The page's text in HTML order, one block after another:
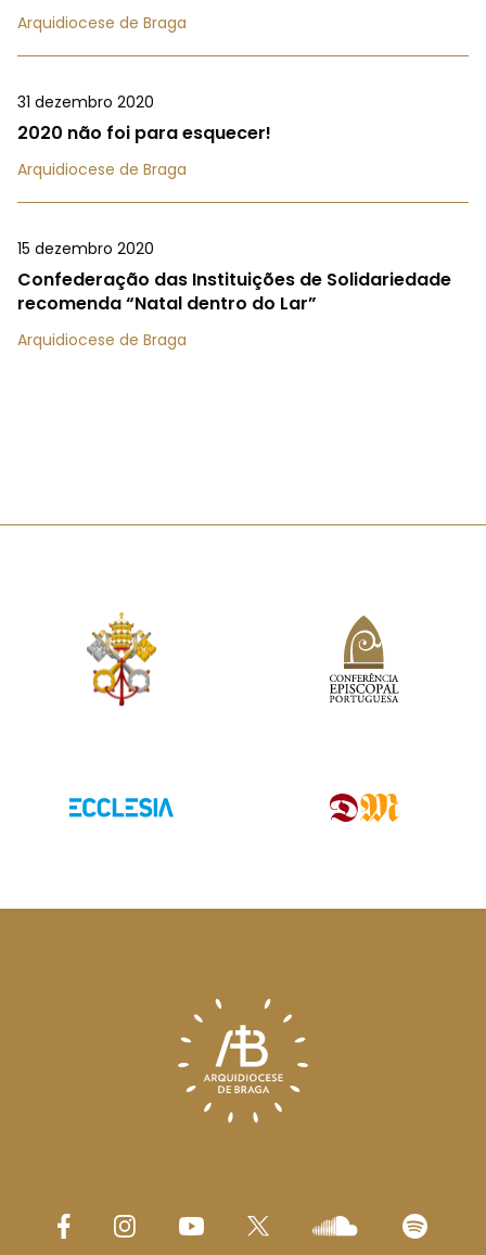
Arquidiocese de Braga
31 dezembro 2020
2020 não foi para esquecer!
Arquidiocese de Braga
15 dezembro 2020
Confederação das Instituições de Solidariedade
recomenda “Natal dentro do Lar”
Arquidiocese de Braga